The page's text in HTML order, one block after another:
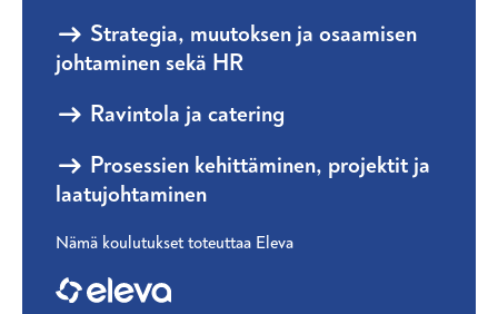
Strategia, muutoksen ja osaamisen
johtaminen sekä HR
Ravintola ja catering
Prosessien kehittäminen, projektit ja
laatujohtaminen
Nämä koulutukset toteuttaa Eleva